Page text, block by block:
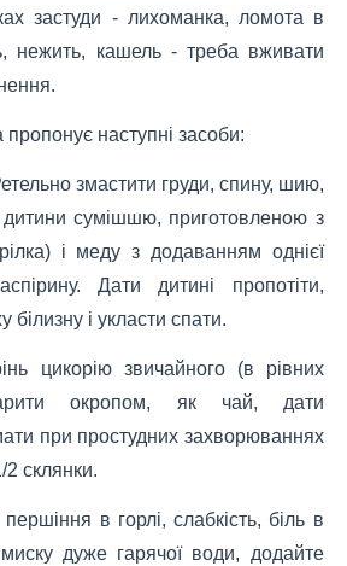
застуди - лихоманка, ломота в
нежить, кашель - треба вживати
наступні засоби:
змастити груди, спину, шию,
дитини сумішшю, приготовленою з
і меду з додаванням однієї
Дати дитині пропотіти,
білизну і укласти спати.
цикорію звичайного (в рівних
окропом, як чай, дати
при простудних захворюваннях
склянки.
в горлі, слабкість, біль в
дуже гарячої води, додайте